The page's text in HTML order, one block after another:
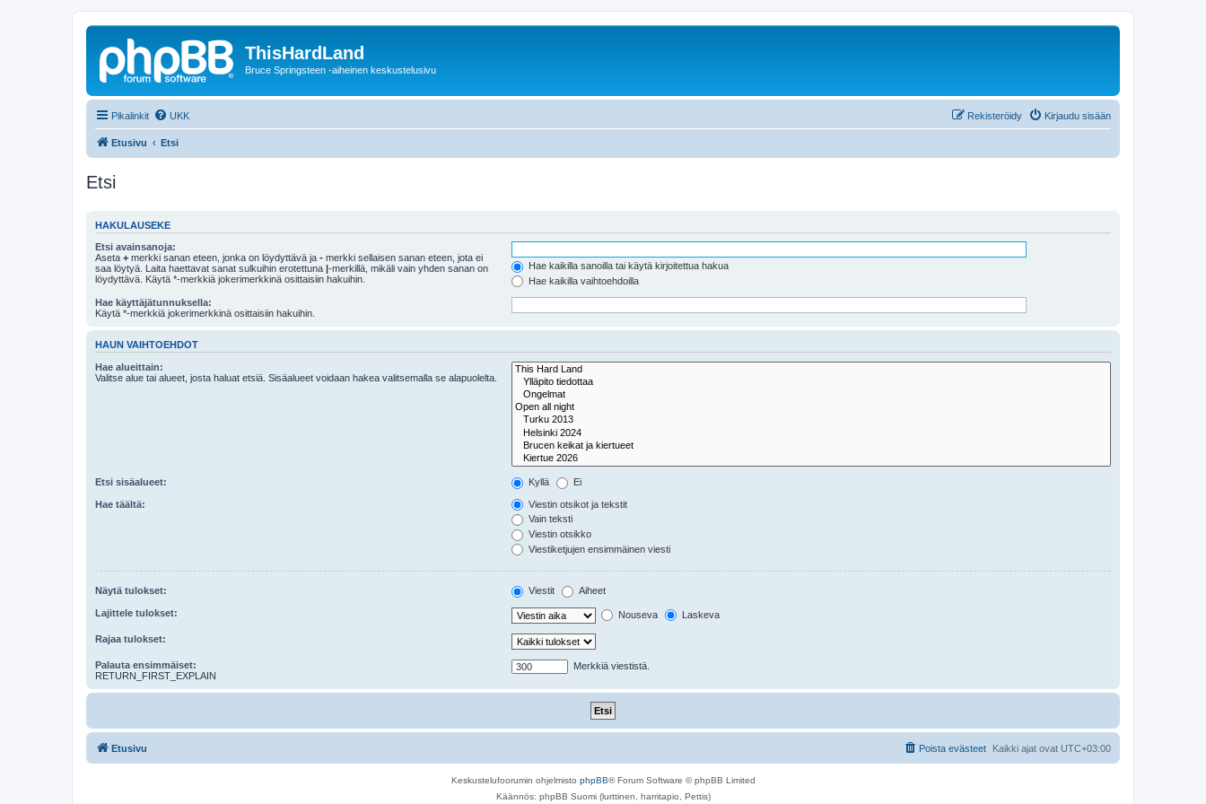
ThisHardLand
Bruce Springsteen -aiheinen keskustelusivu
Pikalinkit UKK Kirjaudu sisään
Rekisteröidy
Etusivu Etsi
Etsi
HAKULAUSEKE
Etsi avainsanoja:
Aseta + merkki sanan eteen, jonka on löydyttävä ja - merkki sellaisen sanan eteen, jota ei
saa löytyä. Laita haettavat sanat sulkuihin erotettuna |-merkillä, mikäli vain yhden sanan on
löydyttävä. Käytä *-merkkiä jokerimerkkinä osittaisiin hakuihin.
Hae kaikilla sanoilla tai käytä kirjoitettua hakua
Hae kaikilla vaihtoehdoilla
Hae käyttäjätunnuksella:
Käytä *-merkkiä jokerimerkkinä osittaisiin hakuihin.
HAUN VAIHTOEHDOT
Hae alueittain:
Valitse alue tai alueet, josta haluat etsiä. Sisäalueet voidaan hakea valitsemalla se alapuolelta.
Etsi sisäalueet: Kyllä Ei
Hae täältä:
Viestin otsikot ja tekstit
Vain teksti
Viestin otsikko
Viestiketjujen ensimmäinen viesti
Näytä tulokset: Viestit Aiheet
Lajittele tulokset: Nouseva Laskeva
Rajaa tulokset:
Palauta ensimmäiset:
RETURN_FIRST_EXPLAIN
Merkkiä viestistä.
Etusivu Kaikki ajat ovat UTC+03:00
Poista evästeet
Keskustelufoorumin ohjelmisto phpBB® Forum Software © phpBB Limited
Käännös: phpBB Suomi (lurttinen, harritapio, Pettis)